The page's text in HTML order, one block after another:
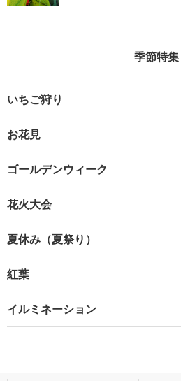
季節特集
いちご狩り
お花見
ゴールデンウィーク
花火大会
夏休み（夏祭り）
紅葉
イルミネーション